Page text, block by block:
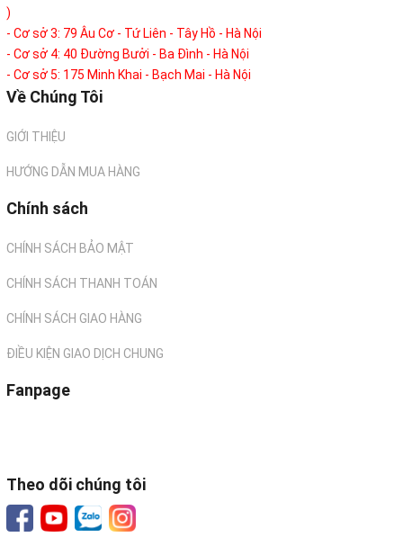
)
- Cơ sở 3: 79 Âu Cơ - Tứ Liên - Tây Hồ - Hà Nội
- Cơ sở 4: 40 Đường Bưởi - Ba Đình - Hà Nội
- Cơ sở 5: 175 Minh Khai - Bạch Mai - Hà Nội
Về Chúng Tôi
GIỚI THIỆU
HƯỚNG DẪN MUA HÀNG
Chính sách
CHÍNH SÁCH BẢO MẬT
CHÍNH SÁCH THANH TOÁN
CHÍNH SÁCH GIAO HÀNG
ĐIỀU KIỆN GIAO DỊCH CHUNG
Fanpage
Theo dõi chúng tôi